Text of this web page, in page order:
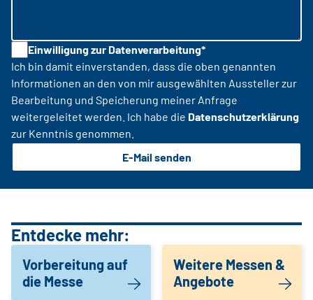
Einwilligung zur Datenverarbeitung*
Ich bin damit einverstanden, dass die oben genannten
Informationen an den von mir ausgewählten Aussteller zur
Bearbeitung und Speicherung meiner Anfrage
weitergeleitet werden. Ich habe die Datenschutzerklärung
zur Kenntnis genommen.
E-Mail senden
Entdecke mehr:
Vorbereitung auf
die Messe
Weitere Messen &
Angebote